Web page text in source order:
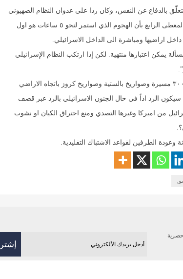
المتحدة المتعلّق بالدفاع عن النفس، وكان ردا على عدوان النظام الصهيوني
على مقر دبلوماسي لايران في دمشق، ويتلخص المعطى الرابع بأن الهجوم الذي استمر لنحو ٥ ساعات هو اول
اراضيها ومباشرة الى الداخل الاسرائيلي.
يمكن اعتبارها منتهية. لكن إذا ارتكب النظام الإسرائيلي
تحت عنوان الوعد الصادق اطلقت ايران اكثر من ٣٠٠ مسيرة وصواريخ بالستية وصواريخ كروز باتجاه الاراضي
الرد اذاً في حال الجنون الاسرائيلي بالرد عبر قصف
من اميركا وغيرها التصدي ومنع احتراق الكيان او نشوب
وعودة الطرفين لقواعد الاشتباك التقليدية.
حصرية